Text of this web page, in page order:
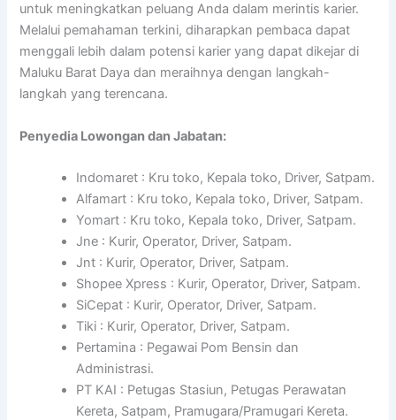
untuk meningkatkan peluang Anda dalam merintis karier.
Melalui pemahaman terkini, diharapkan pembaca dapat
menggali lebih dalam potensi karier yang dapat dikejar di
Maluku Barat Daya dan meraihnya dengan langkah-
langkah yang terencana.
Penyedia Lowongan dan Jabatan:
Indomaret : Kru toko, Kepala toko, Driver, Satpam.
Alfamart : Kru toko, Kepala toko, Driver, Satpam.
Yomart : Kru toko, Kepala toko, Driver, Satpam.
Jne : Kurir, Operator, Driver, Satpam.
Jnt : Kurir, Operator, Driver, Satpam.
Shopee Xpress : Kurir, Operator, Driver, Satpam.
SiCepat : Kurir, Operator, Driver, Satpam.
Tiki : Kurir, Operator, Driver, Satpam.
Pertamina : Pegawai Pom Bensin dan
Administrasi.
PT KAI : Petugas Stasiun, Petugas Perawatan
Kereta, Satpam, Pramugara/Pramugari Kereta.